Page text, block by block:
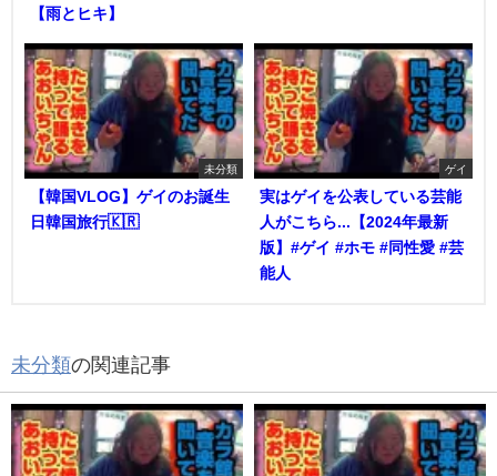
【雨とヒキ】
未分類
【韓国VLOG】ゲイのお誕生
日韓国旅行🇰🇷
ゲイ
実はゲイを公表している芸能
人がこちら...【2024年最新
版】#ゲイ #ホモ #同性愛 #芸
能人
未分類の関連記事